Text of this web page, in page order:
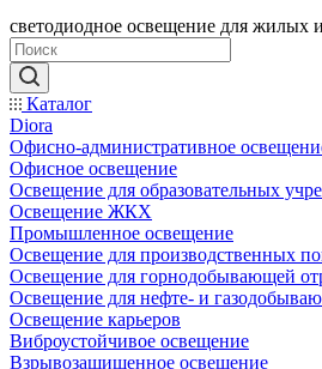
светодиодное освещение для
Каталог
Diora
Офисно-административное
Офисное освещение
Освещение для образовательных
Освещение ЖКХ
Промышленное освещение
Освещение для производственных
Освещение для горнодобывающей
Освещение для нефте- и
Освещение карьеров
Виброустойчивое освещение
Взрывозащищенное освещение